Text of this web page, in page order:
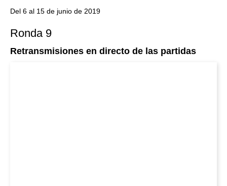
Del 6 al 15 de junio de 2019
Ronda 9
Retransmisiones en directo de las partidas